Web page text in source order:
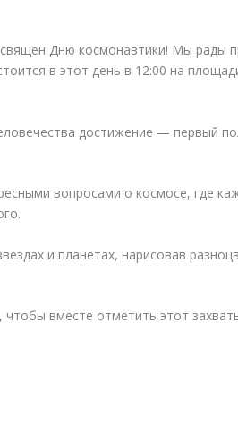
Дню космонавтики! Мы рады
в этот день в 12:00 на
достижение — первый
вопросами о космосе, где
и планетах, нарисовав
чтобы вместе отметить этот